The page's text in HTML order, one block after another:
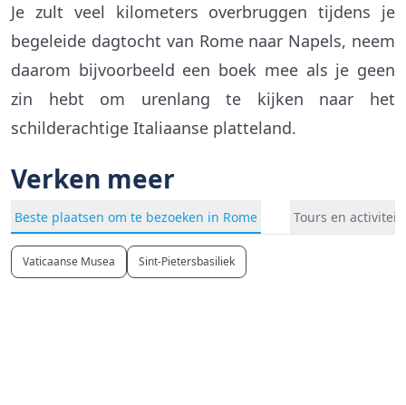
Je zult veel kilometers overbruggen tijdens je
begeleide dagtocht van Rome naar Napels, neem
daarom bijvoorbeeld een boek mee als je geen
zin hebt om urenlang te kijken naar het
schilderachtige Italiaanse platteland.
Verken meer
Beste plaatsen om te bezoeken in Rome Tours en
Vaticaanse Musea Sint-Pietersbasiliek